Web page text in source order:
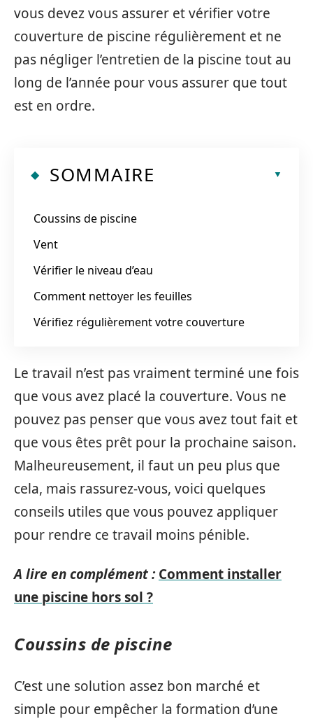
vous devez vous assurer et vérifier votre
couverture de piscine régulièrement et ne
pas négliger l’entretien de la piscine tout au
long de l’année pour vous assurer que tout
est en ordre.
SOMMAIRE
Coussins de piscine
Vent
Vérifier le niveau d’eau
Comment nettoyer les feuilles
Vérifiez régulièrement votre couverture
Le travail n’est pas vraiment terminé une fois
que vous avez placé la couverture. Vous ne
pouvez pas penser que vous avez tout fait et
que vous êtes prêt pour la prochaine saison.
Malheureusement, il faut un peu plus que
cela, mais rassurez-vous, voici quelques
conseils utiles que vous pouvez appliquer
pour rendre ce travail moins pénible.
A lire en complément : Comment installer
une piscine hors sol ?
Coussins de piscine
C’est une solution assez bon marché et
simple pour empêcher la formation d’une